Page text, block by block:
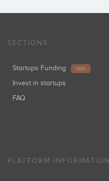
SECTIONS
Startups Funding NEW
Invest in startups
FAQ
PLATFORM INFORMATION